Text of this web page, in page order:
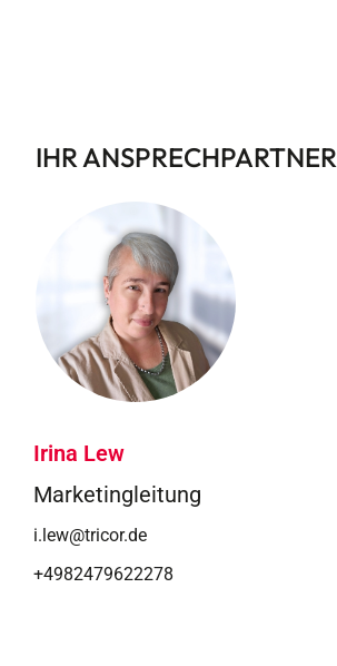
IHR ANSPRECHPARTNER
Irina Lew
Marketingleitung
i.lew@tricor.de
+4982479622278